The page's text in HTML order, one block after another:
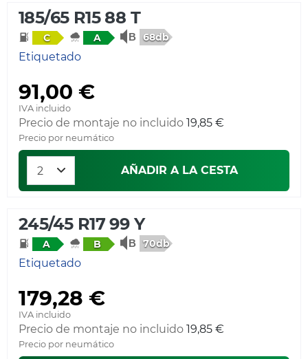
185/65 R15 88 T
C A 68db
Etiquetado
91,00 €
IVA incluido
Precio de montaje no incluido 19,85 €
Precio por neumático
AÑADIR A LA CESTA
245/45 R17 99 Y
A B 70db
Etiquetado
179,28 €
IVA incluido
Precio de montaje no incluido 19,85 €
Precio por neumático